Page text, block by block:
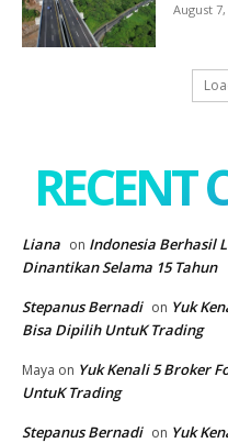
August 7,
RECENT
Liana on Indonesia Berhasil
Dinantikan Selama 15 Tahun
Stepanus Bernadi on Yuk
Bisa Dipilih UntuK Trading
Maya on Yuk Kenali 5 Broker
UntuK Trading
Stepanus Bernadi on Yuk